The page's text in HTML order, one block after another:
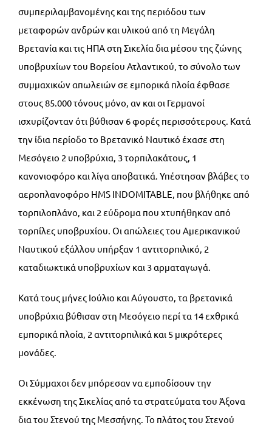
συμπεριλαμβανομένης και της περιόδου των
μεταφορών ανδρών και υλικού από τη Μεγάλη
Βρετανία και τις ΗΠΑ στη Σικελία δια μέσου της ζώνης
υποβρυχίων του Βορείου Ατλαντικού, το σύνολο των
συμμαχικών απωλειών σε εμπορικά πλοία έφθασε
στους 85.000 τόνους μόνο, αν και οι Γερμανοί
ισχυρίζονταν ότι βύθισαν 6 φορές περισσότερους. Κατά
την ίδια περίοδο το Βρετανικό Ναυτικό έχασε στη
Μεσόγειο 2 υποβρύχια, 3 τορπιλακάτους, 1
κανονιοφόρο και λίγα αποβατικά. Υπέστησαν βλάβες το
αεροπλανοφόρο HMS INDOMITABLE, που βλήθηκε από
τορπιλοπλάνο, και 2 εύδρομα που χτυπήθηκαν από
τορπίλες υποβρυχίου. Οι απώλειες του Αμερικανικού
Ναυτικού εξάλλου υπήρξαν 1 αντιτορπιλικό, 2
καταδιωκτικά υποβρυχίων και 3 αρματαγωγά.
Κατά τους μήνες Ιούλιο και Αύγουστο, τα βρετανικά
υποβρύχια βύθισαν στη Μεσόγειο περί τα 14 εχθρικά
εμπορικά πλοία, 2 αντιτορπιλικά και 5 μικρότερες
μονάδες.
Οι Σύμμαχοι δεν μπόρεσαν να εμποδίσουν την
εκκένωση της Σικελίας από τα στρατεύματα του Άξονα
δια του Στενού της Μεσσήνης. Το πλάτος του Στενού